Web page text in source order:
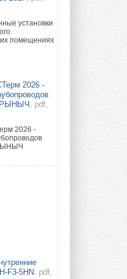
установки
помещениях
2026 -
pdf,
2026 -
F3-5HN. pdf,